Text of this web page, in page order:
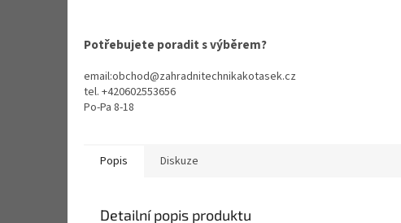
Potřebujete poradit s výběrem?
email:obchod@zahradnitechnikakotasek.cz
tel. +420602553656
Po-Pa 8-18
Popis Diskuze
Detailní popis produktu